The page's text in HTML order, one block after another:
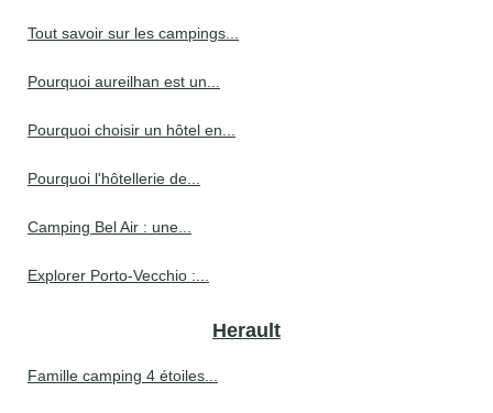
Tout savoir sur les campings...
Pourquoi aureilhan est un...
Pourquoi choisir un hôtel en...
Pourquoi l'hôtellerie de...
Camping Bel Air : une...
Explorer Porto-Vecchio :...
Herault
Famille camping 4 étoiles...